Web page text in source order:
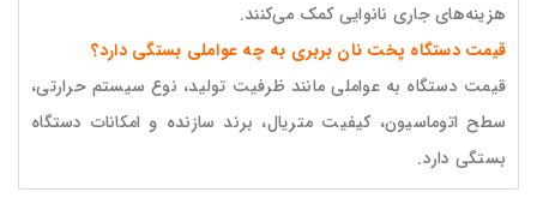
هزینه‌های جاری نانوایی کمک می‌کنند.
قیمت دستگاه پخت نان بربری به چه عواملی بستگی دارد؟
قیمت دستگاه به عواملی مانند ظرفیت تولید، نوع سیستم حرارتی،
سطح اتوماسیون، کیفیت متریال، برند سازنده و امکانات دستگاه
بستگی دارد.